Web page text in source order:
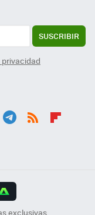
SUSCRIBIR
exclusivas